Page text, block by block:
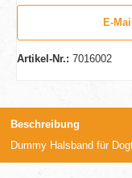
E-
Artikel-Nr.: 7016002
Beschreibung
Dummy Halsband für